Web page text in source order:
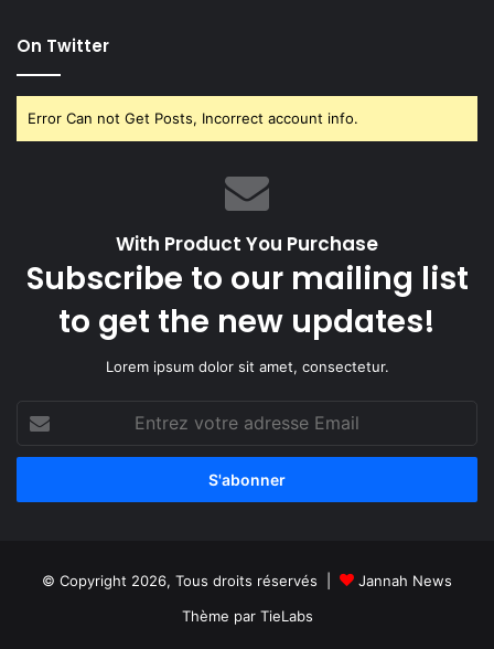
On Twitter
Error Can not Get Posts, Incorrect account info.
With Product You Purchase
Subscribe to our mailing list
to get the new updates!
Lorem ipsum dolor sit amet, consectetur.
votre
adresse
© Copyright 2026, Tous droits réservés |
Jannah News
Thème par TieLabs